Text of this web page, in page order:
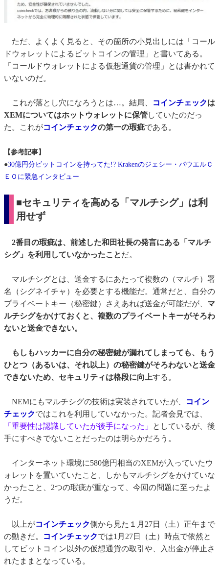
ただ、よくよく見ると、その箇所の小見出しには「コール
ドウォレットによるビットコインの管理」と書いてある。
「コールドウォレットによる仮想通貨の管理」とは書かれて
いないのだ。
これが落とし穴になろうとは…。結局、 コインチェックは
XEMについてはホットウォレットに保管していたのだっ
た。これがコインチェックの第一の瑕疵である。
【参考記事】
●30億円分ビットコインを持ってた!? Krakenのジェシー・パウエルＣ
ＥＯに緊急インタビュー
■セキュリティを高める「マルチシグ」は利
用せず
2番目の瑕疵は、前述した和田社長の発言にある「マルチ
シグ」を利用していなかったことだ。
マルチシグとは、送金するにあたって複数の（マルチ）署
名（シグネイチャ）を必要とする機能だ。通常だと、自分の
プライベートキー（秘密鍵）さえあれば送金が可能だが、 マ
ルチシグをかけておくと、複数のプライベートキーがそろわ
ないと送金できない。
もしもハッカーに自分の秘密鍵が漏れてしまっても、もう
ひとつ（あるいは、それ以上）の秘密鍵がそろわないと送金
できないため、セキュリティは格段に向上する。
NEMにもマルチシグの技術は実装されていたが、
コイン
チェックではこれを利用していなかった。記者会見では、
「重要性は認識していたが後手になった」
としているが、後
手にすべきでないことだったのは明らかだろう。
インターネット環境に580億円相当のXEMが入っていたウ
ォレットを置いていたこと、しかもマルチシグをかけていな
かったこと、2つの瑕疵が重なって、今回の問題に至ったよ
うだ。
以上がコインチェック側から見た１月27日（土）正午まで
の動きだ。
コインチェックでは1月27日（土）時点で依然と
してビットコイン以外の仮想通貨の取引や、入出金が停止さ
れたままとなっている。